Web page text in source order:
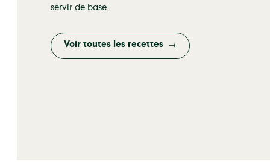
servir de base.
Voir toutes les recettes